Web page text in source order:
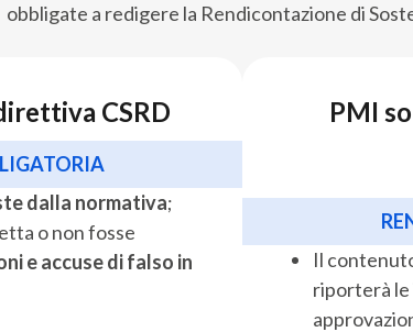
obbligate a redigere la Rendicontazione di
CSRD
dalla normativa;
o non fosse
e accuse di falso in
PMI
Il
riporterà le